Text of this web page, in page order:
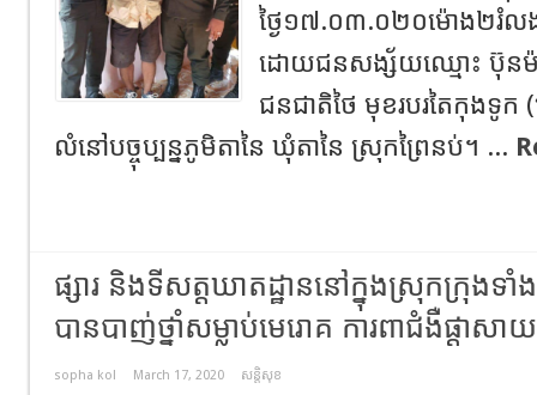
ថ្ងៃ១៧.០៣.០២០ម៉ោង២រំលង
ដោយជនសង្ស័យឈ្មោះ ប៊ុនម៉
ជនជាតិថៃ មុខរបរតៃកុងទូក
លំនៅបច្ចុប្បន្នភូមិតានៃ ឃុំតានៃ ស្រុកព្រៃនប់។ ...
ផ្សារ និងទីសត្តឃាតដ្ឋាននៅក្នុងស្រុកក្រុងទាំ
បានបាញ់ថ្នាំសម្លាប់មេរោគ ការពាជំងឺផ្តាសា
sopha kol March 17, 2020 សន្តិសុខ